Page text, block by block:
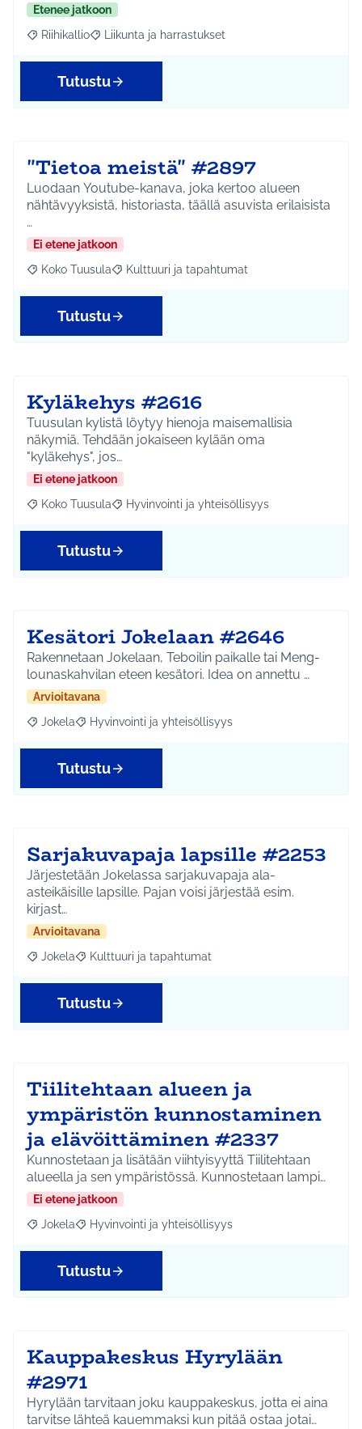
Etenee jatkoon
Rajaa tulokset aihepiirin mukaan: Riihikallio
Riihikallio Rajaa tulokset teeman mukaan: Liikunta ja
Liikunta ja harrastukset
Tutustu
"Tietoa meistä" #2897
Luodaan Youtube-kanava, joka kertoo alueen
nähtävyyksistä, historiasta, täällä asuvista erilaisista
…
Ei etene jatkoon
Rajaa tulokset aihepiirin mukaan: Koko Tuusula
Koko Tuusula Rajaa tulokset teeman mukaan: Kulttuuri ja
Kulttuuri ja tapahtumat
Tutustu
Kyläkehys #2616
Tuusulan kylistä löytyy hienoja maisemallisia
näkymiä. Tehdään jokaiseen kylään oma
"kyläkehys", jos…
Ei etene jatkoon
Rajaa tulokset aihepiirin mukaan: Koko Tuusula
Koko Tuusula Rajaa tulokset teeman mukaan: Hyvinvointi ja
Hyvinvointi ja yhteisöllisyys
Tutustu
Kesätori Jokelaan #2646
Rakennetaan Jokelaan, Teboilin paikalle tai Meng-
lounaskahvilan eteen kesätori. Idea on annettu …
Arvioitavana
Rajaa tulokset aihepiirin mukaan: Jokela
Jokela Rajaa tulokset teeman mukaan: Hyvinvointi ja
Hyvinvointi ja yhteisöllisyys
Tutustu
Sarjakuvapaja lapsille #2253
Järjestetään Jokelassa sarjakuvapaja ala-
asteikäisille lapsille. Pajan voisi järjestää esim.
kirjast…
Arvioitavana
Rajaa tulokset aihepiirin mukaan: Jokela
Jokela Rajaa tulokset teeman mukaan: Kulttuuri ja
Kulttuuri ja tapahtumat
Tutustu
Tiilitehtaan alueen ja
ympäristön kunnostaminen
ja elävöittäminen #2337
Kunnostetaan ja lisätään viihtyisyyttä Tiilitehtaan
alueella ja sen ympäristössä. Kunnostetaan lampi…
Ei etene jatkoon
Rajaa tulokset aihepiirin mukaan: Jokela
Jokela Rajaa tulokset teeman mukaan: Hyvinvointi ja
Hyvinvointi ja yhteisöllisyys
Tutustu
Kauppakeskus Hyrylään
#2971
Hyrylään tarvitaan joku kauppakeskus, jotta ei aina
tarvitse lähteä kauemmaksi kun pitää ostaa jotai…